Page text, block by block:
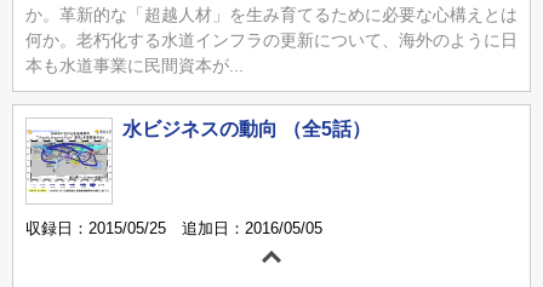
か。革新的な「超越人材」を生み育てるために必要な心構えとは
何か。老朽化する水道インフラの更新について、海外のように日
本も水道事業に民間資本が...
水ビジネスの動向 （全5話）
収録日：2015/05/25 追加日：2016/05/05